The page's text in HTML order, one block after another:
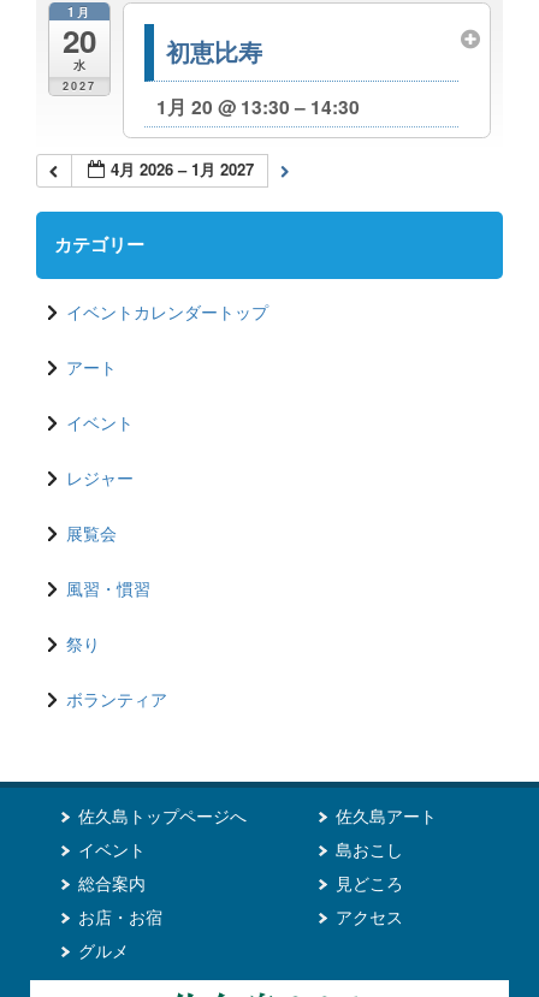
1月
20
水
2027
初恵比寿
1月 20 @ 13:30 – 14:30
4月 2026 – 1月 2027
カテゴリー
イベントカレンダートップ
アート
イベント
レジャー
展覧会
風習・慣習
祭り
ボランティア
佐久島トップページへ
イベント
総合案内
お店・お宿
グルメ
佐久島アート
島おこし
見どころ
アクセス